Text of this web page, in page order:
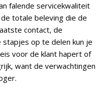
falende servicekwaliteit
totale beleving die de
contact, de
stapjes op te delen kun je
voor de klant hapert of
want de verwachtingen